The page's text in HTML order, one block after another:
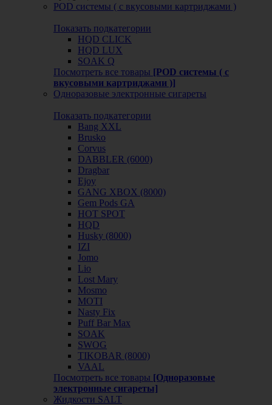
POD системы ( с вкусовыми картриджами )
Показать подкатегории
HQD CLICK
HQD LUX
SOAK Q
Посмотреть все товары [POD системы ( с
вкусовыми картриджами )]
Одноразовые электронные сигареты
Показать подкатегории
Bang XXL
Brusko
Corvus
DABBLER (6000)
Dragbar
Ejoy
GANG XBOX (8000)
Gem Pods GA
HOT SPOT
HQD
Husky (8000)
IZI
Jomo
Lio
Lost Mary
Mosmo
MOTI
Nasty Fix
Puff Bar Max
SOAK
SWOG
TIKOBAR (8000)
VAAL
Посмотреть все товары [Одноразовые
электронные сигареты]
Жидкости SALT